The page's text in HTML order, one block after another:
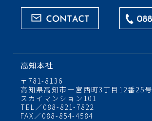
高知本社
〒781-8136
高知県高知市一宮西町3丁目12番25号
スカイマンション101
TEL／088-821-7822
FAX／088-854-4584